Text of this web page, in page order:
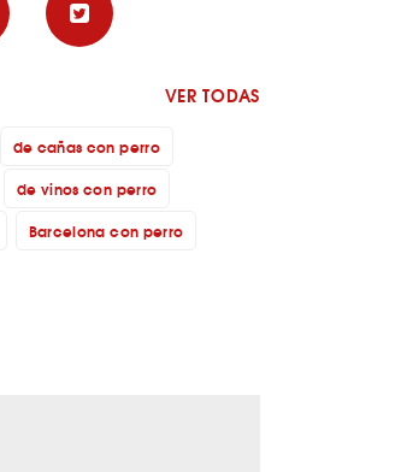
VER TODAS
de cañas con perro
de vinos con perro
Barcelona con perro